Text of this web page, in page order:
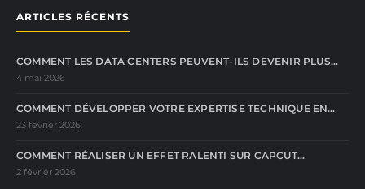
ARTICLES RÉCENTS
COMMENT LES DATA CENTERS PEUVENT-ILS DEVENIR PLUS…
4 mai 2026
COMMENT DÉVELOPPER VOTRE EXPERTISE TECHNIQUE EN…
23 février 2026
COMMENT RÉALISER UN EFFET RALENTI SUR CAPCUT…
2 février 2026